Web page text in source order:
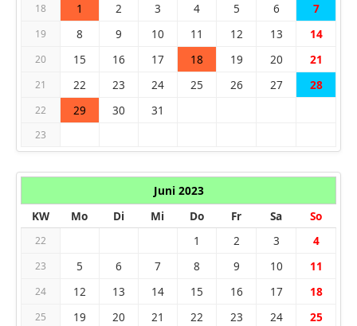
18 1 2 3 4 5 6 7
19 8 9 10 11 12 13 14
20 15 16 17 18 19 20 21
21 22 23 24 25 26 27 28
22 29 30 31
23
Juni 2023
KW
Mo Di Mi Do Fr Sa So
22 1 2 3 4
23 5 6 7 8 9 10 11
24 12 13 14 15 16 17 18
25 19 20 21 22 23 24 25